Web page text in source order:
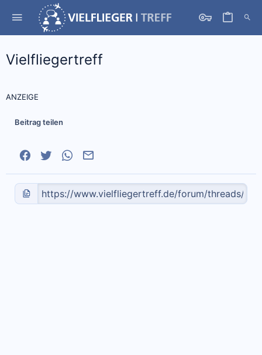
Vielfliegertreff
ANZEIGE
Beitrag teilen
Facebook
Twitter WhatsApp